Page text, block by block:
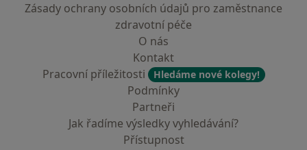
Zásady ochrany osobních údajů pro zaměstnance
zdravotní péče
O nás
Kontakt
Pracovní příležitosti
Hledáme nové kolegy!
Podmínky
Partneři
Jak řadíme výsledky vyhledávání?
Přístupnost